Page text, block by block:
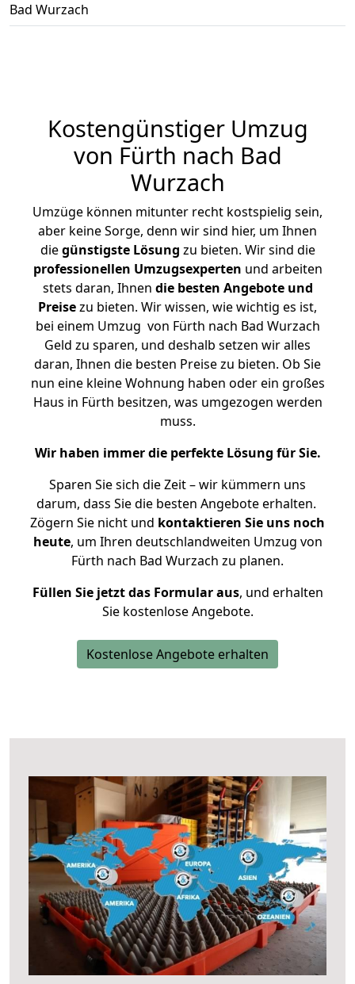
Bad Wurzach
Kostengünstiger Umzug
von Fürth nach Bad
Wurzach
Umzüge können mitunter recht kostspielig sein,
aber keine Sorge, denn wir sind hier, um Ihnen
diegünstigste Lösung zu bieten. Wir sind die
professionellen Umzugsexperten und arbeiten
stets daran, Ihnen die besten Angebote und
Preisezu bieten. Wir wissen, wie wichtig es ist,
bei einem Umzug von Fürth nach Bad Wurzach
Geld zu sparen, und deshalb setzen wir alles
daran, Ihnen die besten Preise zu bieten. Ob Sie
nun eine kleine Wohnung haben oder ein großes
Haus in Fürth besitzen, was umgezogen werden
muss.
Wir haben immer die perfekte Lösung für Sie.
Sparen Sie sich die Zeit – wir kümmern uns
darum, dass Sie die besten Angebote erhalten.
Zögern Sie nicht und kontaktieren Sie uns noch
heute, um Ihren deutschlandweiten Umzug von
Fürth nach Bad Wurzach zu planen.
Füllen Sie jetzt das Formular aus, und erhalten
Sie kostenlose Angebote.
Kostenlose Angebote erhalten